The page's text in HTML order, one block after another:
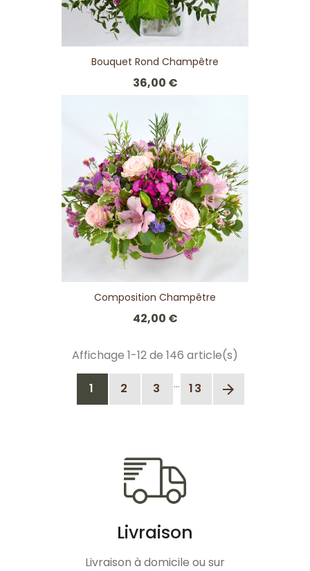
Bouquet Rond Champêtre
36,00 €
Composition Champêtre
42,00 €
Affichage 1-12 de 146 article(s)
1 2 3 … 13 arrow_forward
Livraison
Livraison à domicile ou sur